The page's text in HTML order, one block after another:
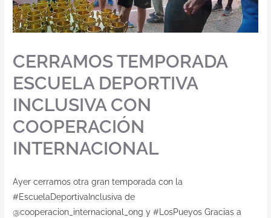
Contacto
CERRAMOS TEMPORADA
ESCUELA DEPORTIVA
INCLUSIVA CON
COOPERACIÓN
INTERNACIONAL
Ayer cerramos otra gran temporada con la
#EscuelaDeportivaInclusiva de
@cooperacion_internacional_ong y #LosPueyos Gracias a